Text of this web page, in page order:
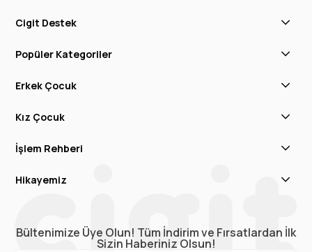
Cigit Destek
Popüler Kategoriler
Erkek Çocuk
Kız Çocuk
İşlem Rehberi
Hikayemiz
Bültenimize Üye Olun! Tüm İndirim ve Fırsatlardan İlk
Sizin Haberiniz Olsun!